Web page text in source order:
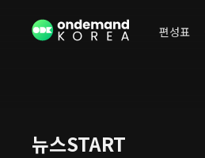
편성표
뉴스START